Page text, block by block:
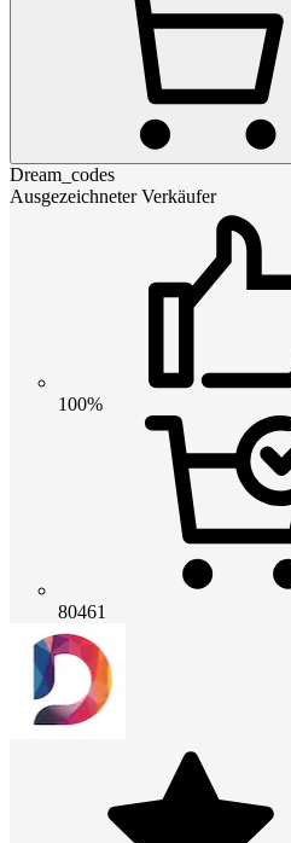
Dream_codes
Ausgezeichneter Verkäufer
100%
80461